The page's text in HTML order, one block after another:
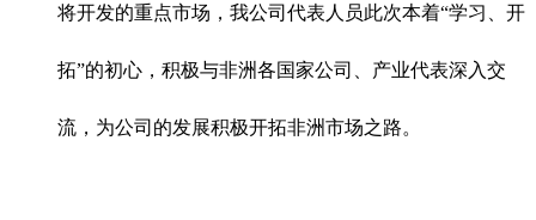
将开发的重点市场，我公司代表人员此次本着“学习、开
拓”的初心，积极与非洲各国家公司、产业代表深入交
流，为公司的发展积极开拓非洲市场之路。